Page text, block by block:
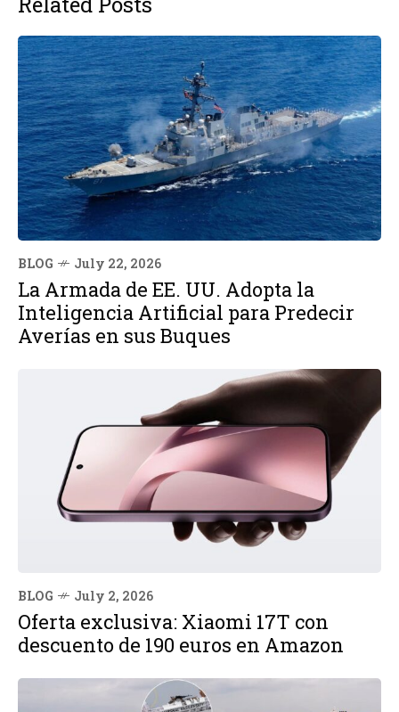
BLOG July 22, 2026
La Armada de EE. UU. Adopta la
Inteligencia Artificial para Predecir
Averías en sus Buques
BLOG July 2, 2026
Oferta exclusiva: Xiaomi 17T con
descuento de 190 euros en Amazon